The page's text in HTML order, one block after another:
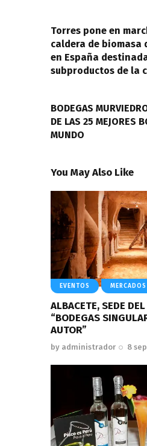
entradas
Torres pone en
caldera de biomasa
en España
subproductos de la
BODEGAS
DE LAS 25 MEJORES
MUNDO
You May Also Like
EVENTOS MERCADOS
ALBACETE, SEDE
“BODEGAS
AUTOR”
by administrador 8